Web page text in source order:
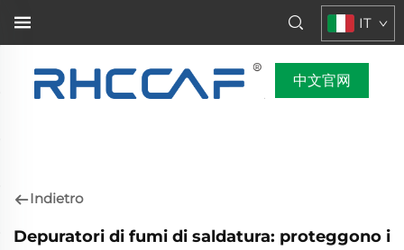
IT
中文官网
Indietro
Depuratori di fumi di saldatura: proteggono i